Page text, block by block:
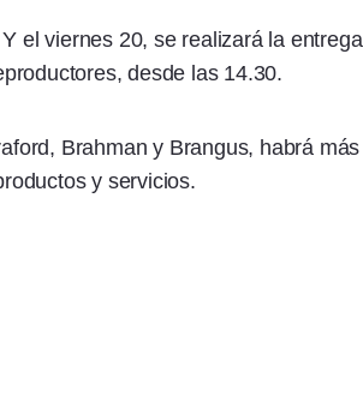
el viernes 20, se realizará la entrega
desde las 14.30.
Brahman y Brangus, habrá más
y servicios.